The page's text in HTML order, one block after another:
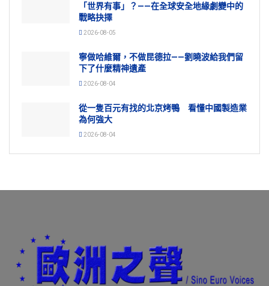
「世界有事」？——在全球安全地緣劇變中的
戰略抉擇
2026-08-05
寧做哈維爾，不做昆德拉——劉曉波給我們留
下了什麼精神遺產
2026-08-04
從一隻百元有找的北京烤鴨 看懂中國製造業
為何強大
2026-08-04